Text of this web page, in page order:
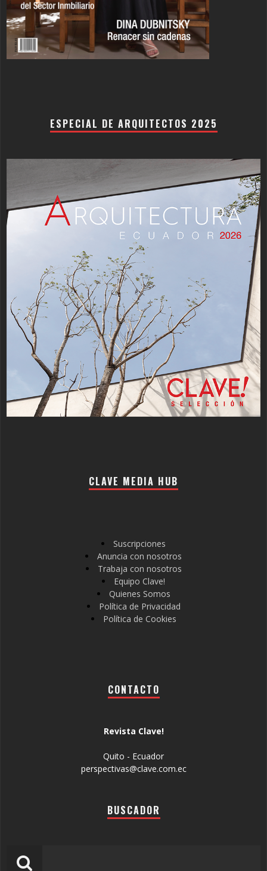
ESPECIAL DE ARQUITECTOS 2025
CLAVE MEDIA HUB
Suscripciones
Anuncia con nosotros
Trabaja con nosotros
Equipo Clave!
Quienes Somos
Política de Privacidad
Política de Cookies
CONTACTO
Revista Clave!
Quito - Ecuador
perspectivas@clave.com.ec
BUSCADOR